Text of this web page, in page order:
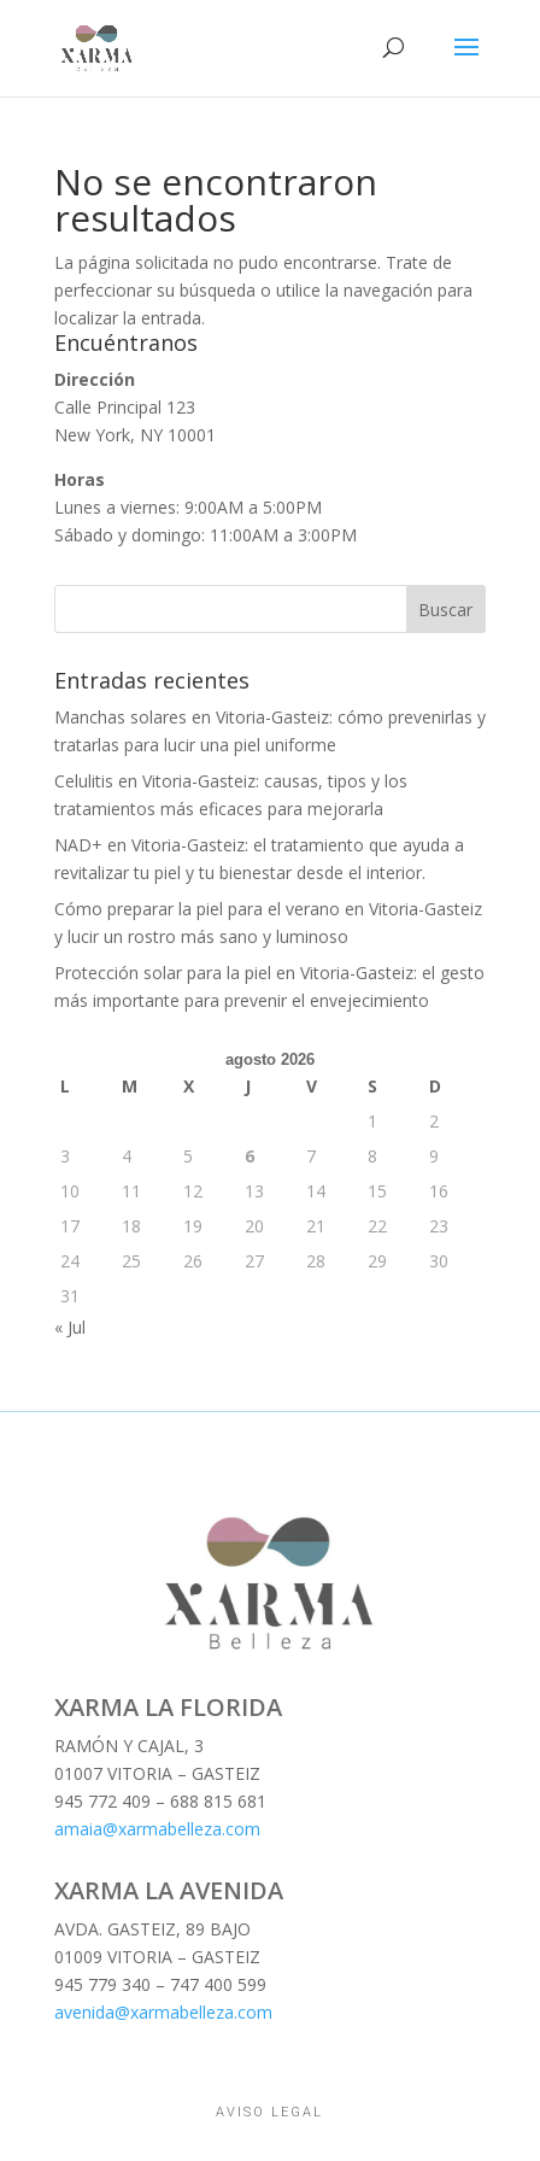
No se encontraron
resultados
La página solicitada no pudo encontrarse. Trate de
perfeccionar su búsqueda o utilice la navegación para
localizar la entrada.
Encuéntranos
Dirección
Calle Principal 123
New York, NY 10001
Horas
Lunes a viernes: 9:00AM a 5:00PM
Sábado y domingo: 11:00AM a 3:00PM
Entradas recientes
Manchas solares en Vitoria-Gasteiz: cómo prevenirlas y
tratarlas para lucir una piel uniforme
Celulitis en Vitoria-Gasteiz: causas, tipos y los
tratamientos más eficaces para mejorarla
NAD+ en Vitoria-Gasteiz: el tratamiento que ayuda a
revitalizar tu piel y tu bienestar desde el interior.
Cómo preparar la piel para el verano en Vitoria-Gasteiz
y lucir un rostro más sano y luminoso
Protección solar para la piel en Vitoria-Gasteiz: el gesto
más importante para prevenir el envejecimiento
agosto 2026
L M X J V S
D
1
2
3
4 5 6 7 8
9
10
11 12 13 14 15
16
17
18 19 20 21 22
23
24
25 26 27 28 29
30
31
« Jul
XARMA LA FLORIDA
RAMÓN Y CAJAL, 3
01007 VITORIA – GASTEIZ
945 772 409 – 688 815 681
amaia@xarmabelleza.com
XARMA LA AVENIDA
AVDA. GASTEIZ, 89 BAJO
01009 VITORIA – GASTEIZ
945 779 340 – 747 400 599
avenida@xarmabelleza.com
AVISO LEGAL